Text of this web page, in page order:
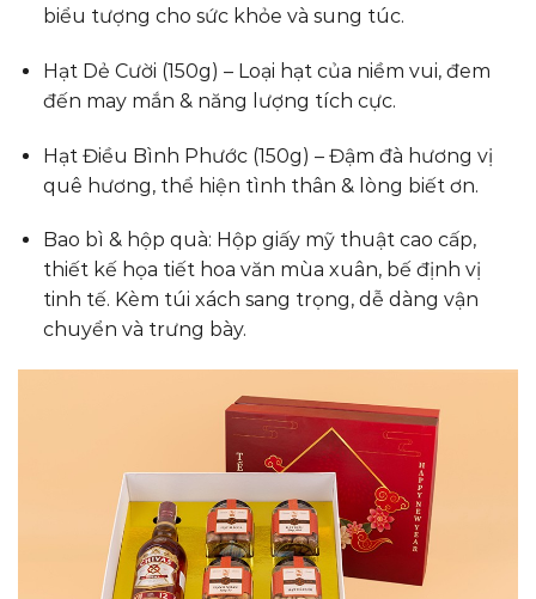
biểu tượng cho sức khỏe và sung túc.
Hạt Dẻ Cười (150g) – Loại hạt của niềm vui, đem
đến may mắn & năng lượng tích cực.
Hạt Điều Bình Phước (150g) – Đậm đà hương vị
quê hương, thể hiện tình thân & lòng biết ơn.
Bao bì & hộp quà: Hộp giấy mỹ thuật cao cấp,
thiết kế họa tiết hoa văn mùa xuân, bế định vị
tinh tế. Kèm túi xách sang trọng, dễ dàng vận
chuyển và trưng bày.